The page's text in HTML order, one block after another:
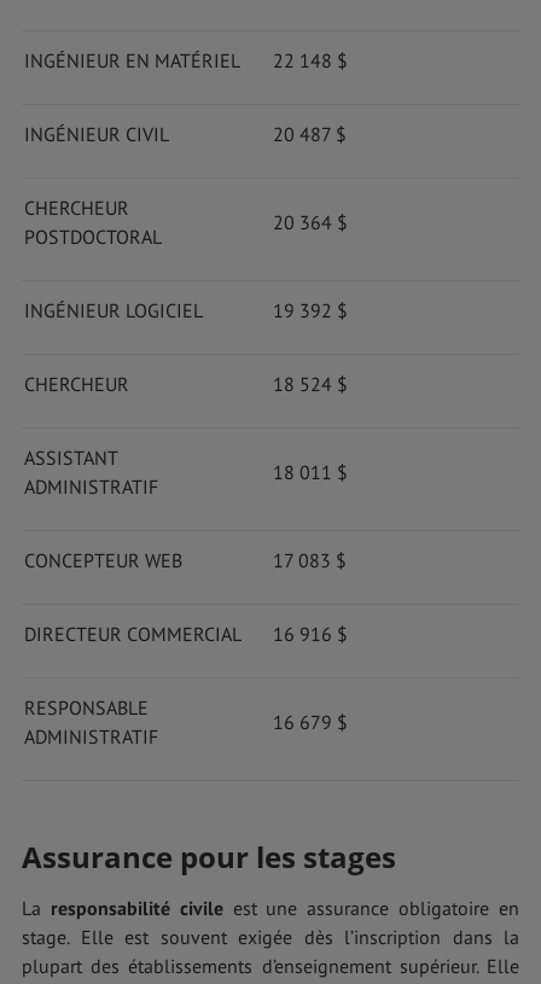
INGÉNIEUR EN MATÉRIEL 22 148 $
INGÉNIEUR CIVIL 20 487 $
CHERCHEUR
POSTDOCTORAL
20 364 $
INGÉNIEUR LOGICIEL 19 392 $
CHERCHEUR 18 524 $
ASSISTANT
ADMINISTRATIF
18 011 $
CONCEPTEUR WEB 17 083 $
DIRECTEUR COMMERCIAL 16 916 $
RESPONSABLE
ADMINISTRATIF
16 679 $
Assurance pour les stages
La responsabilité civileest une assurance obligatoire en
stage. Elle est souvent exigée dès l’inscription dans la
plupart des établissements d’enseignement supérieur. Elle